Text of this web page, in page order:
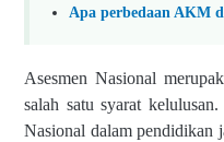
Apa perbedaan AKM
Asesmen Nasional
salah satu syarat
Nasional dalam pendidikan